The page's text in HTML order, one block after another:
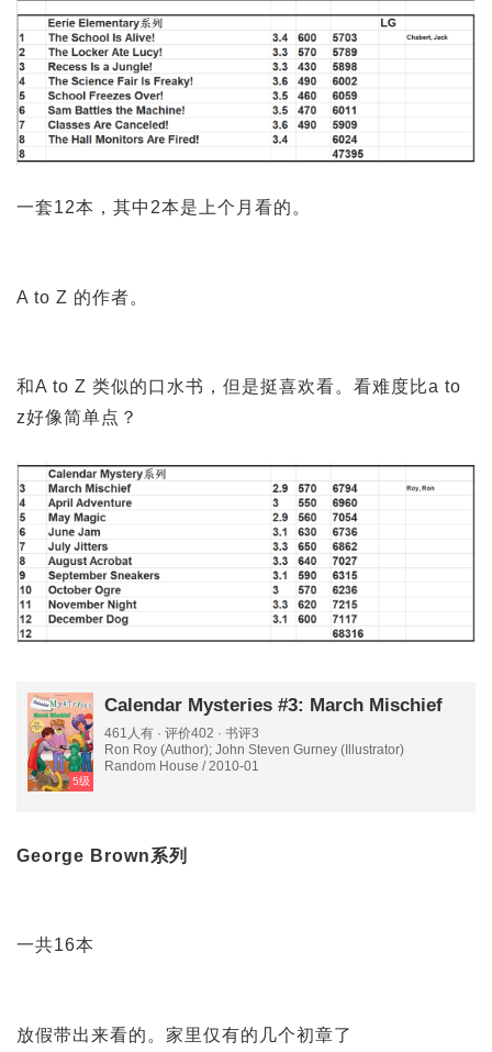
一套12本，其中2本是上个月看的。
A to Z 的作者。
和A to Z 类似的口水书，但是挺喜欢看。看难度比a to
z好像简单点？
5级
Calendar Mysteries #3: March Mischief
461人有 · 评价402 · 书评3
Ron Roy (Author); John Steven Gurney (Illustrator)
Random House / 2010-01
George Brown系列
一共16本
放假带出来看的。家里仅有的几个初章了